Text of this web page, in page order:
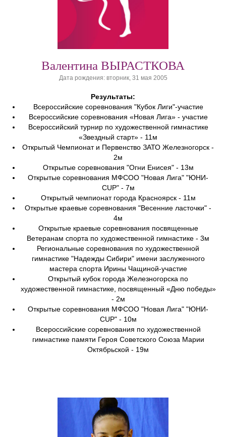
Валентина ВЫРАСТКОВА
Дата рождения: вторник, 31 мая 2005
Результаты:
Всероссийские соревнования "Кубок Лиги"-участие
Всероссийские соревнования «Новая Лига» - участие
Всероссийский турнир по художественной гимнастике
«Звездный старт» - 11м
Открытый Чемпионат и Первенство ЗАТО Железногорск -
2м
Открытые соревнования "Огни Енисея" - 13м
Открытые соревнования МФСОО "Новая Лига" "ЮНИ-
CUP" - 7м
Открытый чемпионат города Красноярск - 11м
Открытые краевые соревнования "Весенние ласточки" -
4м
Открытые краевые соревнования посвященные
Ветеранам спорта по художественной гимнастике - 3м
Региональные соревнования по художественной
гимнастике "Надежды Сибири" имени заслуженного
мастера спорта Ирины Чащиной-участие
Открытый кубок города Железногорска по
художественной гимнастике, посвященный «Дню победы»
- 2м
Открытые соревнования МФСОО "Новая Лига" "ЮНИ-
CUP" - 10м
Всероссийские соревнования по художественной
гимнастике памяти Героя Советского Союза Марии
Октябрьской - 19м